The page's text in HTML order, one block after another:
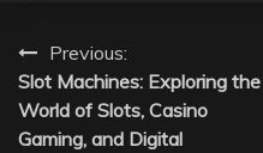
Post
navigation
Previous:
Slot Machines: Exploring the
World of Slots, Casino
Gaming, and Digital